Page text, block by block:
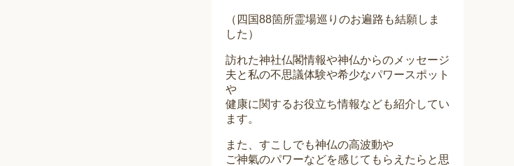
（四国88箇所霊場巡りのお遍路も結願しま
した）
訪れた神社仏閣情報や神仏からのメッセージ
夫と私の不思議体験や希少なパワースポット
や
健康に関するお役立ち情報なども紹介してい
ます。
また、すこしでも神仏の高波動や
ご神氣のパワーなどを感じてもらえたらと思